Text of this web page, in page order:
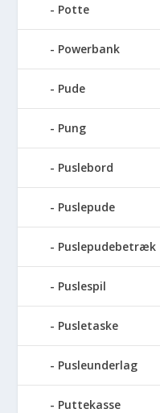
Potte
Powerbank
Pude
Pung
Puslebord
Puslepude
Puslepudebetræk
Puslespil
Pusletaske
Pusleunderlag
Puttekasse